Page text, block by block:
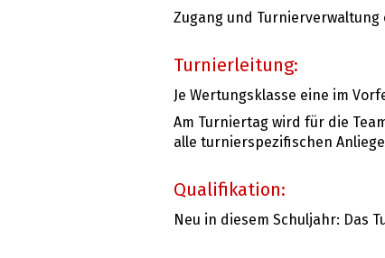
Zugang und Turnierverwaltung
Turnierleitung:
Je Wertungsklasse eine im
Am Turniertag wird für die
alle turnierspezifischen
Qualifikation:
Neu in diesem Schuljahr: Das